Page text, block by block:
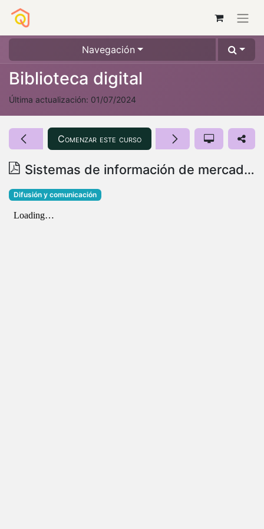
Navegación
Biblioteca digital
Última actualización: 01/07/2024
Sistemas de información de mercadotecnia: Herramientas necesarias en la toma de decisiones gerenciales
Comenzar este curso
Difusión y comunicación